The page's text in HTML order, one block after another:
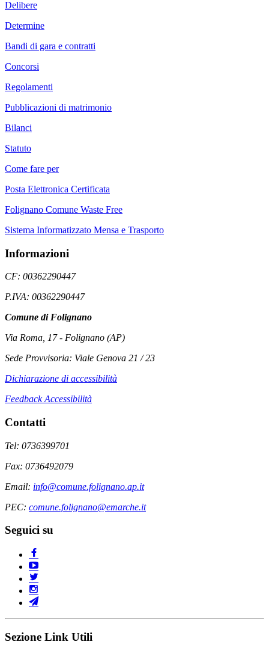
Delibere
Determine
Bandi di gara e contratti
Concorsi
Regolamenti
Pubblicazioni di matrimonio
Bilanci
Statuto
Come fare per
Posta Elettronica Certificata
Folignano Comune Waste Free
Sistema Informatizzato Mensa e Trasporto
Informazioni
CF: 00362290447
P.IVA: 00362290447
Comune di Folignano
Via Roma, 17 - Folignano (AP)
Sede Provvisoria: Viale Genova 21 / 23
Dichiarazione di accessibilità
Feedback Accessibilità
Contatti
Tel: 0736399701
Fax: 0736492079
Email: info@comune.folignano.ap.it
PEC: comune.folignano@emarche.it
Seguici su
Sezione Link Utili